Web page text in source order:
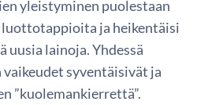
yleistyminen puolestaan
ja heikentäisi
uusia lainoja. Yhdessä
syventäisivät ja
”kuolemankierrettä”.